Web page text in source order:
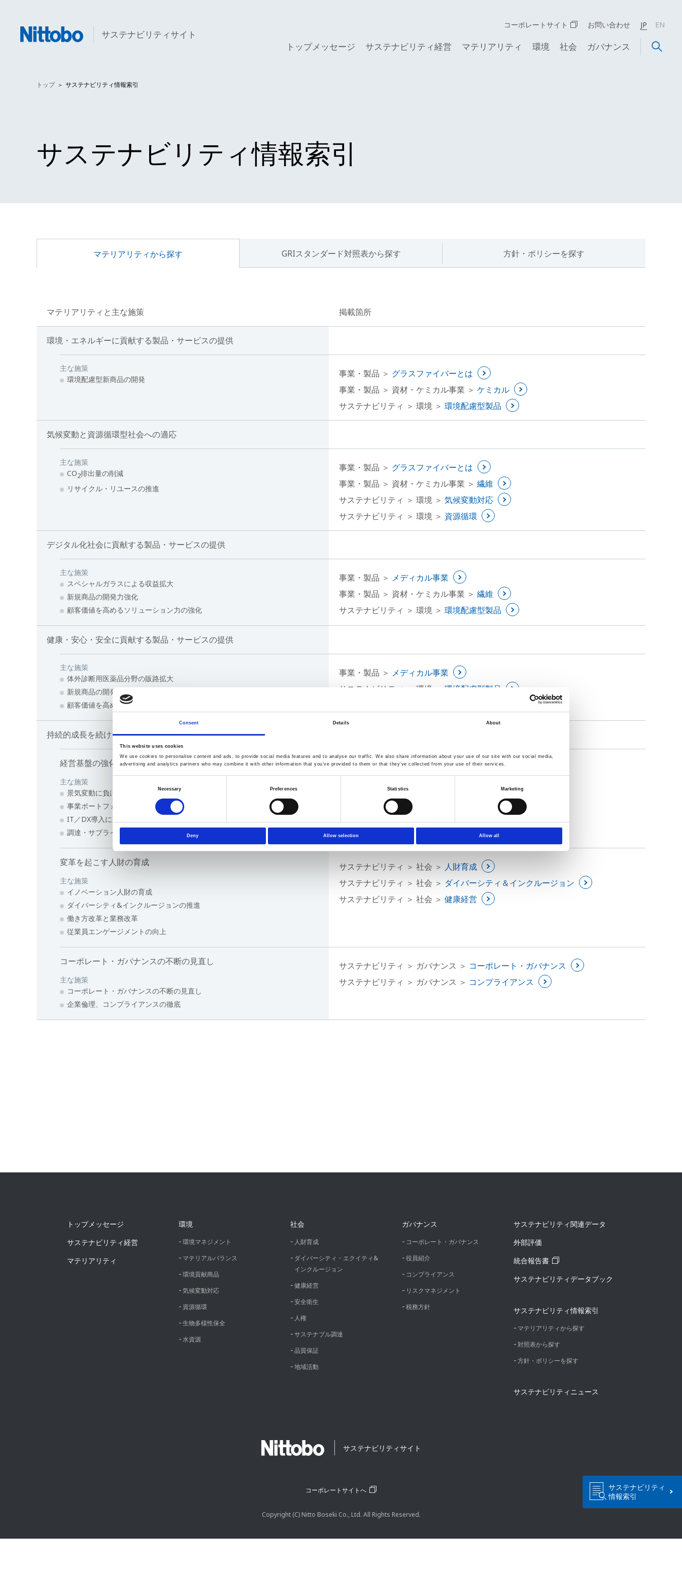
Consent Details About
This website uses cookies
We use cookies to personalise content and ads, to provide social media features and to analyse our traffic. We also share information about your use of our site with our social media,
advertising and analytics partners who may combine it with other information that you’ve provided to them or that they’ve collected from your use of their services.
Selection
Necessary Preferences Statistics Marketing
Deny Allow selection Allow all
サステナビリティサイト
コーポレートサイト お問い合わせ JP EN
トップメッセージ サステナビリティ経営 マテリアリティ 環境 社会 ガバナンス
トップ サステナビリティ情報索引
サステナビリティ情報索引
マテリアリティから探す GRIスタンダード対照表から探す 方針・ポリシーを探す
マテリアリティと主な施策 掲載箇所
環境・エネルギーに貢献する製品・サービスの提供
主な施策
環境配慮型新商品の開発
事業・製品 ＞ グラスファイバーとは
事業・製品 ＞ 資材・ケミカル事業 ＞ ケミカル
サステナビリティ ＞ 環境 ＞ 環境配慮型製品
気候変動と資源循環型社会への適応
主な施策
CO2排出量の削減
リサイクル・リユースの推進
事業・製品 ＞ グラスファイバーとは
事業・製品 ＞ 資材・ケミカル事業 ＞ 繊維
サステナビリティ ＞ 環境 ＞ 気候変動対応
サステナビリティ ＞ 環境 ＞ 資源循環
デジタル化社会に貢献する製品・サービスの提供
主な施策
スペシャルガラスによる収益拡大
新規商品の開発力強化
顧客価値を高めるソリューション力の強化
事業・製品 ＞ メディカル事業
事業・製品 ＞ 資材・ケミカル事業 ＞ 繊維
サステナビリティ ＞ 環境 ＞ 環境配慮型製品
健康・安心・安全に貢献する製品・サービスの提供
主な施策
体外診断用医薬品分野の販路拡大
新規商品の開発力強化
顧客価値を高めるソリューション力の強化
事業・製品 ＞ メディカル事業
サステナビリティ ＞ 環境 ＞ 環境配慮型製品
持続的成長を続ける企業の実現
経営基盤の強化
主な施策
景気変動に負けない筋肉質経営
事業ポートフォリオの最適化、不採算事業の見直し
IT／DX導入による技術開発・生産技術の変革
調達・サプライチェーンにおけるサステナビリティの維持
サステナビリティ ＞ 社会 ＞サステナブル調達
変革を起こす人財の育成
主な施策
イノベーション人財の育成
ダイバーシティ&インクルージョンの推進
働き方改革と業務改革
従業員エンゲージメントの向上
サステナビリティ ＞ 社会 ＞ 人財育成
サステナビリティ ＞ 社会 ＞ ダイバーシティ＆インクルージョン
サステナビリティ ＞ 社会 ＞ 健康経営
コーポレート・ガバナンスの不断の見直し
主な施策
コーポレート・ガバナンスの不断の見直し
企業倫理、コンプライアンスの徹底
サステナビリティ ＞ ガバナンス ＞ コーポレート・ガバナンス
サステナビリティ ＞ ガバナンス ＞ コンプライアンス
トップメッセージ
サステナビリティ経営
マテリアリティ
環境
環境マネジメント
マテリアルバランス
環境貢献商品
気候変動対応
資源循環
生物多様性保全
水資源
社会
人財育成
ダイバーシティ・エクイティ&
インクルージョン
健康経営
安全衛生
人権
サステナブル調達
品質保証
地域活動
ガバナンス
コーポレート・ガバナンス
役員紹介
コンプライアンス
リスクマネジメント
税務方針
サステナビリティ関連データ
外部評価
統合報告書
サステナビリティデータブック
サステナビリティ情報索引
マテリアリティから探す
対照表から探す
方針・ポリシーを探す
サステナビリティニュース
サステナビリティサイト
コーポレートサイトへ
Copyright (C) Nitto Boseki Co., Ltd. All Rights Reserved.
サステナビリティ
情報索引